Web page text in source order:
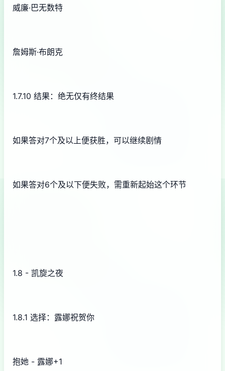
威廉·巴无数特
詹姆斯·布朗克
1.7.10 结果：绝无仅有终结果
如果答对7个及以上便获胜，可以继续剧情
如果答对6个及以下便失败，需重新起始这个环节
1.8 - 凯旋之夜
1.8.1 选择：露娜祝贺你
抱她 - 露娜+1